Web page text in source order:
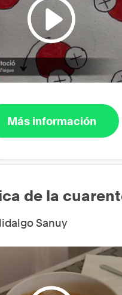
Más información
de la
Sanuy